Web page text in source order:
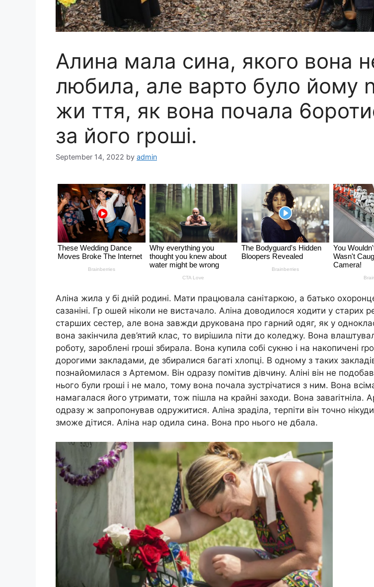
Алина мала сина, якого вона
любила, але варто було йому
жи ття, як вона почала
за його rроші.
September 14, 2022 by admin
Аліна жила у бі дній родині. Мати працювала санітаркою, а батько
сазаніні. Гр ошей ніколи не вистачало. Аліна доводилося ходити у старих
старших сестер, але вона завжди друкована про гарний одяг, як у
вона закінчила дев’ятий клас, то вирішила піти до коледжу. Вона
роботу, зароблені rроші збирала. Вона купила собі сукню і на накопичені
дорогими закладами, де збиралися багаті хлопці. В одному з таких
познайомилася з Артемом. Він одразу помітив дівчину. Аліні він не
нього були rроші і не мало, тому вона почала зустрічатися з ним. Вона
намагалася його утримати, тож пішла на крайні заходи. Вона заваriтніла.
одразу ж запропонував одружитися. Аліна зраділа, терпіти він точно нікуди
зможе дітися. Аліна наp oдила сина. Вона про нього не дбала.